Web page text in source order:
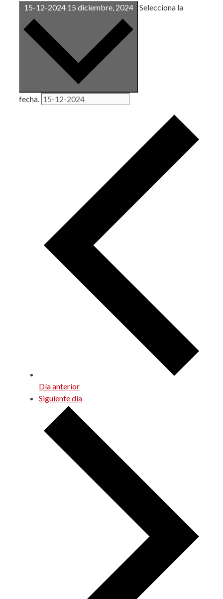
15-12-2024 15 diciembre, 2024 Selecciona la
fecha.
Día anterior
Siguiente día